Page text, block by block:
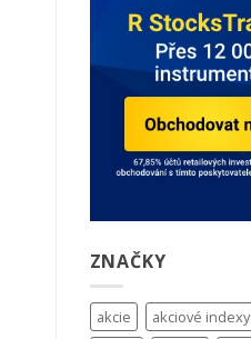
ZNAČKY
akcie akciové indexy